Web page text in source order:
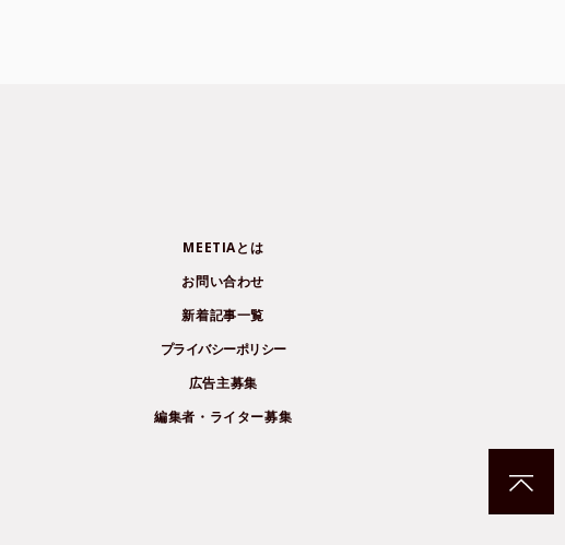
MEETIAとは
お問い合わせ
新着記事一覧
プライバシーポリシー
広告主募集
編集者・ライター募集